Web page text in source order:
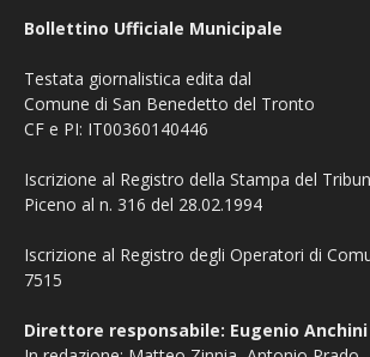
Bollettino Ufficiale Municipale
Testata giornalistica edita dal
Comune di San Benedetto del Tronto
CF e PI: IT00360140446
Iscrizione al Registro della Stampa del
Piceno al n. 316 del 28.02.1994
Iscrizione al Registro degli Operatori di
7515
Direttore responsabile: Eugenio Anchini